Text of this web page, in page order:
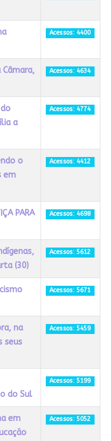
Acessos: 4400
Câmara,
Acessos: 4634
a
Acessos: 4774
o
em
Acessos: 4412
PARA
Acessos: 4698
(30)
Acessos: 5612
Acessos: 5671
na
seus
Acessos: 5459
do Sul
Acessos: 5199
em
Acessos: 5052